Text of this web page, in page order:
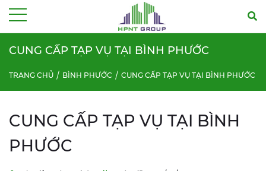
CUNG CẤP TẠP VỤ TẠI BÌNH PHƯỚC
TRANG CHỦ BÌNH PHƯỚC CUNG CẤP TẠP VỤ TẠI BÌNH PHƯỚC
CUNG CẤP TẠP VỤ TẠI BÌNH
PHƯỚC